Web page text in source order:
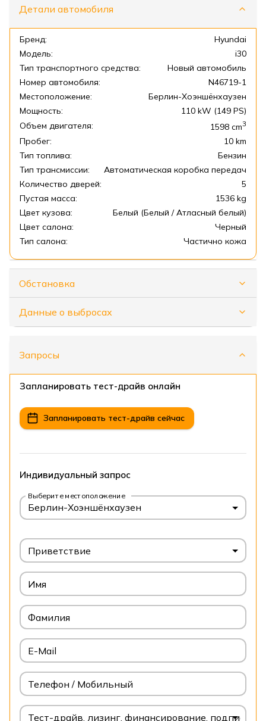
Детали автомобиля
Бренд:
Hyundai
Модель:
i30
Тип транспортного средства:
Новый автомобиль
Номер автомобиля:
N46719-1
Местоположение:
Берлин-Хоэншёнхаузен
Мощность:
110 kW (149 PS)
Объем двигателя:
1598 cm3
Пробег:
10 km
Тип топлива:
Бензин
Тип трансмиссии:
Автоматическая коробка передач
Количество дверей:
5
Пустая масса:
1536 kg
Цвет кузова:
Белый (Белый / Атласный белый)
Цвет салона:
Черный
Тип салона:
Частично кожа
Обстановка
Данные о выбросах
Запросы
Запланировать тест-драйв онлайн
Запланировать тест-драйв сейчас
Индивидуальный запрос
Выберите местоположение
Берлин-Хоэншёнхаузен
Приветствие
Имя
Фамилия
E-Mail
Телефон / Мобильный
Тест-драйв, лизинг, финансирование, подписка